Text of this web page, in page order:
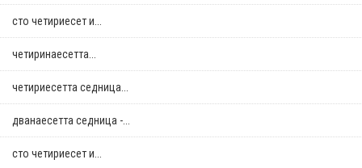
сто четириесет и...
четиринаесетта...
четириесетта седница...
дванаесетта седница -...
сто четириесет и...